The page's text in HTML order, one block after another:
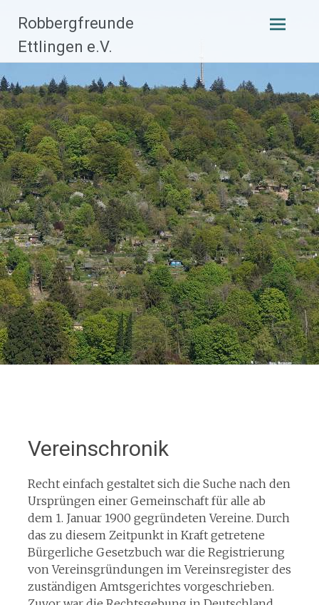
Robbergfreunde
Ettlingen e.V.
Zum
Inhalt
Vereinschronik
Recht einfach gestaltet sich die Suche nach den
Ursprüngen einer Gemeinschaft für alle ab
dem 1. Januar 1900 gegründeten Vereine. Durch
das zu diesem Zeitpunkt in Kraft getretene
Bürgerliche Gesetzbuch war die Registrierung
von Vereinsgründungen im Vereinsregister des
zuständigen Amtsgerichtes vorgeschrieben.